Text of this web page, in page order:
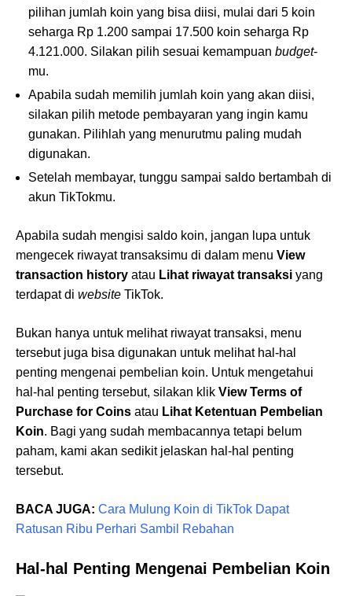
pilihan jumlah koin yang bisa diisi, mulai dari 5 koin
seharga Rp 1.200 sampai 17.500 koin seharga Rp
4.121.000. Silakan pilih sesuai kemampuan budget-
mu.
Apabila sudah memilih jumlah koin yang akan diisi,
silakan pilih metode pembayaran yang ingin kamu
gunakan. Pilihlah yang menurutmu paling mudah
digunakan.
Setelah membayar, tunggu sampai saldo bertambah di
akun TikTokmu.
Apabila sudah mengisi saldo koin, jangan lupa untuk
mengecek riwayat transaksimu di dalam menu View
transaction history atau Lihat riwayat transaksi yang
terdapat di website TikTok.
Bukan hanya untuk melihat riwayat transaksi, menu
tersebut juga bisa digunakan untuk melihat hal-hal
penting mengenai pembelian koin. Untuk mengetahui
hal-hal penting tersebut, silakan klik View Terms of
Purchase for Coins atau Lihat Ketentuan Pembelian
Koin. Bagi yang sudah membacannya tetapi belum
paham, kami akan sedikit jelaskan hal-hal penting
tersebut.
BACA JUGA: Cara Mulung Koin di TikTok Dapat
Ratusan Ribu Perhari Sambil Rebahan
Hal-hal Penting Mengenai Pembelian Koin